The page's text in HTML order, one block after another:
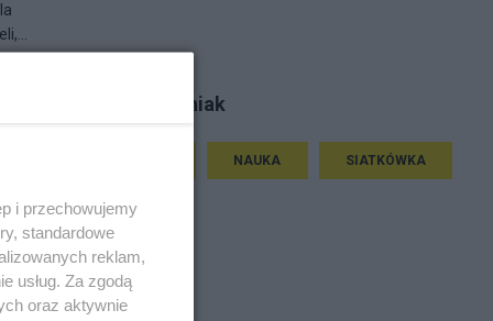
Tematy wieśniak
NAUKA SIATKÓWKA
i przechowujemy
standardowe
reklam,
usług. Za zgodą
oraz aktywnie